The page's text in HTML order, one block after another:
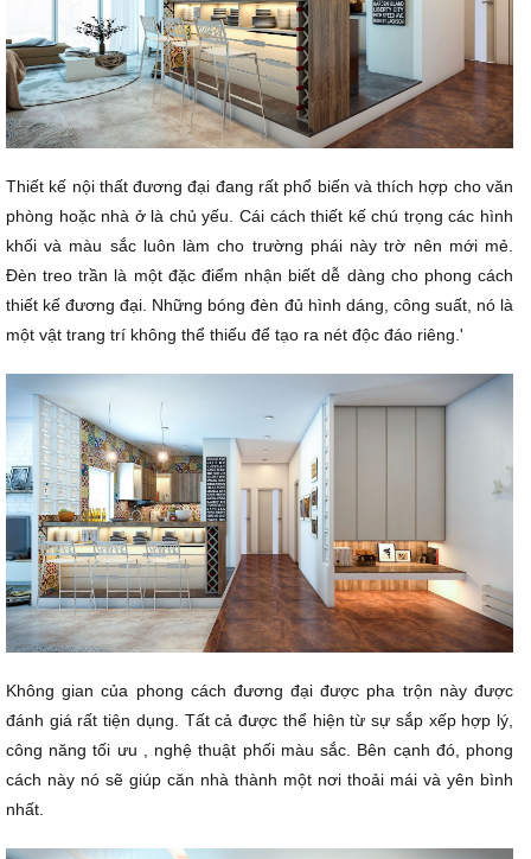
Thiết kế nội thất đương đại đang rất phổ biến và thích hợp cho văn
phòng hoặc nhà ở là chủ yếu. Cái cách thiết kế chú trọng các hình
khối và màu sắc luôn làm cho trường phái này trờ nên mới mẻ.
Đèn treo trần là một đặc điểm nhận biết dễ dàng cho phong cách
thiết kế đương đại. Những bóng đèn đủ hình dáng, công suất, nó là
một vật trang trí không thể thiếu để tạo ra nét độc đáo riêng.'
Không gian của phong cách đương đại được pha trộn này được
đánh giá rất tiện dụng. Tất cả được thể hiện từ sự sắp xếp hợp lý,
công năng tối ưu , nghệ thuật phối màu sắc. Bên cạnh đó, phong
cách này nó sẽ giúp căn nhà thành một nơi thoải mái và yên bình
nhất.